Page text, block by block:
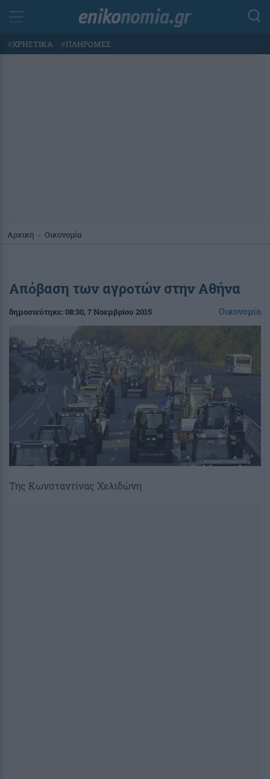
#ΧΡΗΣΤΙΚΑ #ΠΛΗΡΩΜΕΣ
Αρχική - Οικονομία
Απόβαση των αγροτών στην Αθήνα
δημοσιεύτηκε:08:30, 7 Νοεμβρίου 2015 Οικονομία
Της Κωνσταντίνας Χελιδώνη